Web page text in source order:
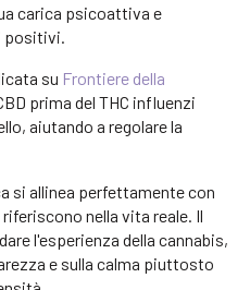
carica psicoattiva e
positivi.
su Frontiere della
prima del THC influenzi
aiutando a regolare la
si allinea perfettamente con
nella vita reale. Il
l'esperienza della cannabis,
e sulla calma piuttosto